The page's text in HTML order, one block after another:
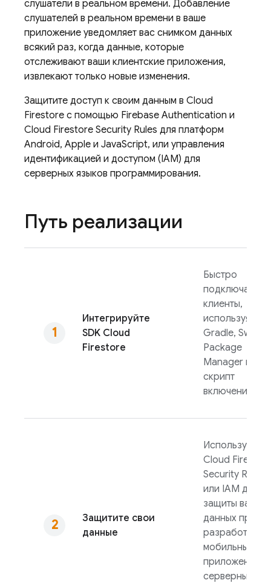
слушатели в реальном времени. Добавление
слушателей в реальном времени в ваше
приложение уведомляет вас снимком данных
всякий раз, когда данные, которые
отслеживают ваши клиентские приложения,
извлекают только новые изменения.
Защитите доступ к своим данным в Cloud
Firestore с помощью Firebase Authentication и
Cloud Firestore Security Rules для платформ
Android, Apple и JavaScript, или управления
идентификацией и доступом (IAM) для
серверных языков программирования.
Путь реализации
Интегрируйте
SDK Cloud
Firestore
Быстро
подключайте
клиенты,
используя
Gradle, Swift
Package
Manager или
скрипт
включения.
Защитите свои
данные
Используйте
Cloud
Security Rules
или IAM для
защиты ваших
данных при
разработке
мобильных/
приложений и
серверных